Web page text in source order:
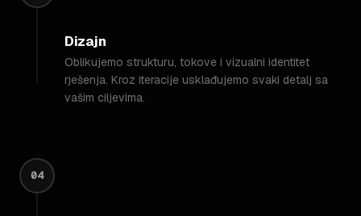
Dizajn
Oblikujemo strukturu, tokove i vizualni identitet
rješenja. Kroz iteracije usklađujemo svaki detalj sa
vašim ciljevima.
04